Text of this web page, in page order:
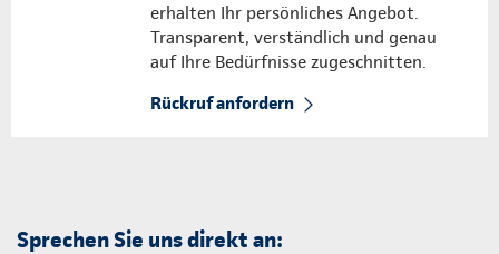
erhalten Ihr persönliches Angebot.
Transparent, verständlich und genau
auf Ihre Bedürfnisse zugeschnitten.
Rückruf anfordern
Sprechen Sie uns direkt an: